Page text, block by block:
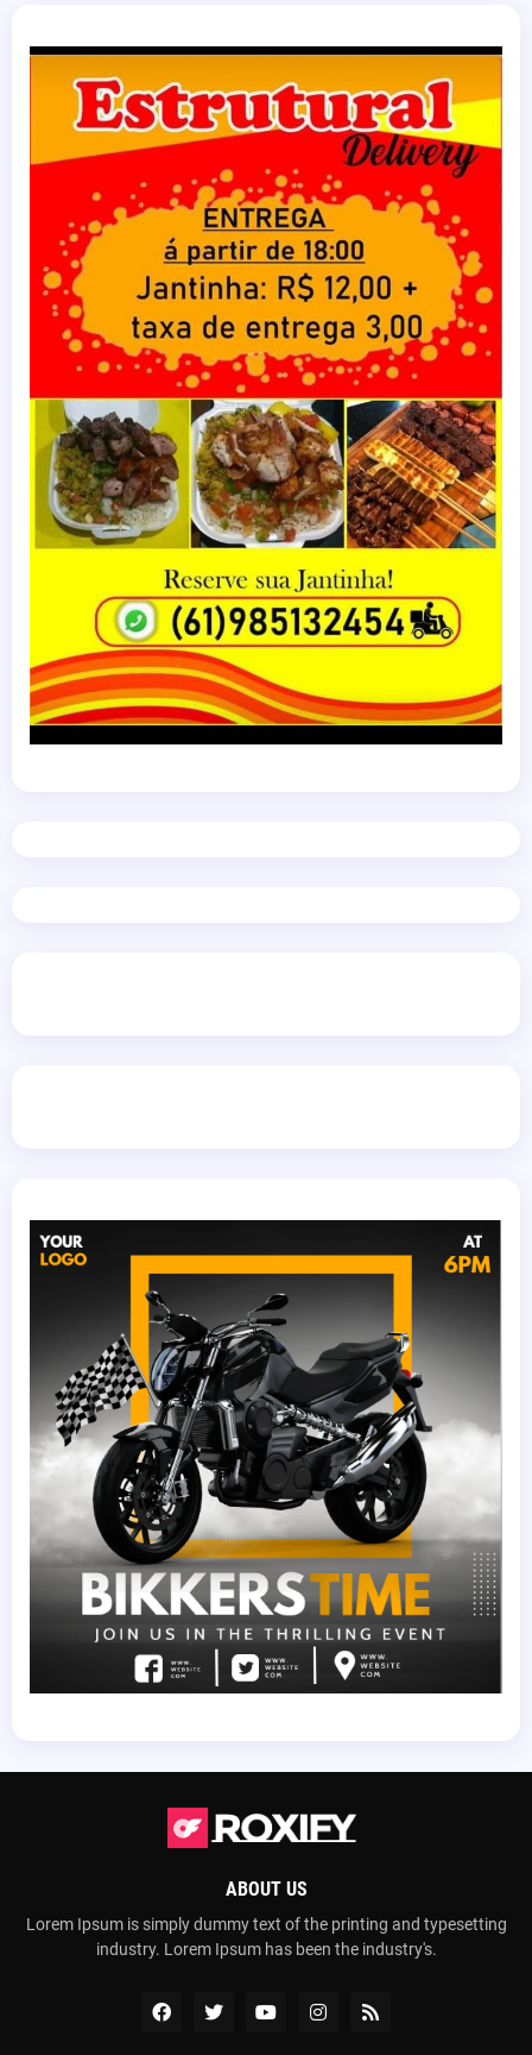
ABOUT US
Lorem Ipsum is simply dummy text of the printing and typesetting
industry. Lorem Ipsum has been the industry's.